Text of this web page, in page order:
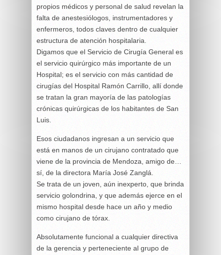
propios médicos y personal de salud revelan la
falta de anestesiólogos, instrumentadores y
enfermeros, todos claves dentro de cualquier
estructura de atención hospitalaria.
Digamos que el Servicio de Cirugía General es
el servicio quirúrgico más importante de un
Hospital; es el servicio con más cantidad de
cirugías del Hospital Ramón Carrillo, allí donde
se tratan la gran mayoría de las patologías
crónicas quirúrgicas de los habitantes de San
Luis.
Esos ciudadanos ingresan a un servicio que
está en manos de un cirujano contratado que
viene de la provincia de Mendoza, amigo de…
sí, de la directora María José Zanglá.
Se trata de un joven, aún inexperto, que brinda
servicio golondrina, y que además ejerce en el
mismo hospital desde hace un año y medio
como cirujano de tórax.
Absolutamente funcional a cualquier directiva
de la gerencia y perteneciente al grupo de